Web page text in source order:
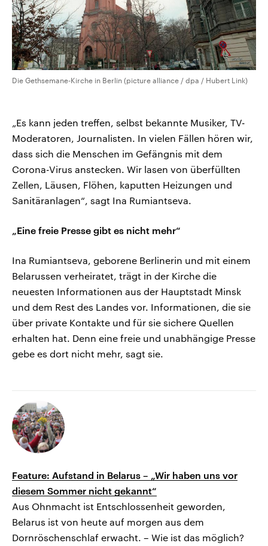
Die Gethsemane-Kirche in Berlin (picture alliance / dpa / Hubert Link)
„Es kann jeden treffen, selbst bekannte Musiker, TV-
Moderatoren, Journalisten. In vielen Fällen hören wir,
dass sich die Menschen im Gefängnis mit dem
Corona-Virus anstecken. Wir lasen von überfüllten
Zellen, Läusen, Flöhen, kaputten Heizungen und
Sanitäranlagen“, sagt Ina Rumiantseva.
„Eine freie Presse gibt es nicht mehr“
Ina Rumiantseva, geborene Berlinerin und mit einem
Belarussen verheiratet, trägt in der Kirche die
neuesten Informationen aus der Hauptstadt Minsk
und dem Rest des Landes vor. Informationen, die sie
über private Kontakte und für sie sichere Quellen
erhalten hat. Denn eine freie und unabhängige Presse
gebe es dort nicht mehr, sagt sie.
Feature: Aufstand in Belarus – „Wir haben uns vor
diesem Sommer nicht gekannt“
Aus Ohnmacht ist Entschlossenheit geworden,
Belarus ist von heute auf morgen aus dem
Dornröschenschlaf erwacht. – Wie ist das möglich?